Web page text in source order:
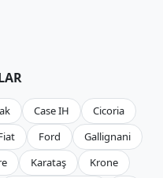
Case IH
Cicoria
Ford
Gallignani
Karataş
Krone